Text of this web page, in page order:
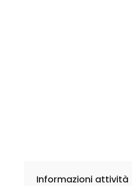
Informazioni attività